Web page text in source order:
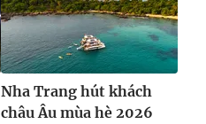
Nha Trang hút khách
châu Âu mùa hè 2026